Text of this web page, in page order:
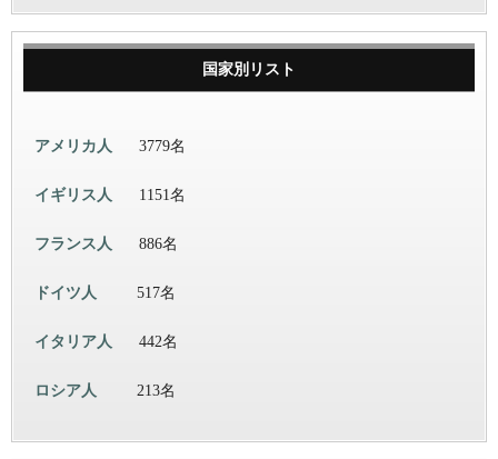
国家別リスト
アメリカ人 3779名
イギリス人 1151名
フランス人 886名
ドイツ人 517名
イタリア人 442名
ロシア人 213名